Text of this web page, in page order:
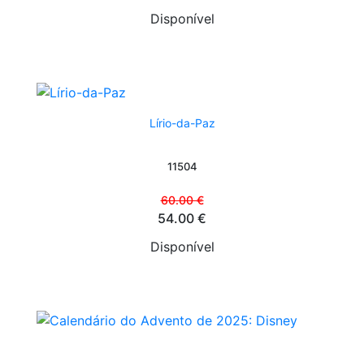
Disponível
Lírio-da-Paz
11504
60.00 €
54.00 €
Disponível